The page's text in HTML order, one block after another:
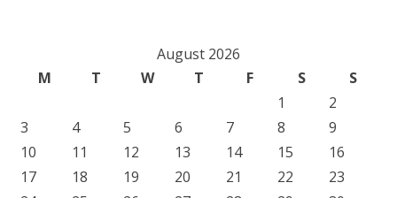
August 2026
M
T W T F S
S
1
2
3
4 5 6 7 8
9
10
11 12 13 14 15
16
17
18 19 20 21 22
23